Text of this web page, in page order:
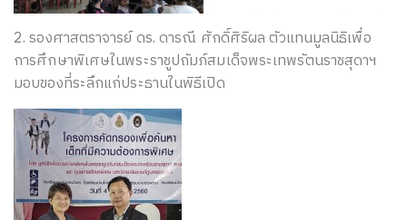
2. รองศาสตราจารย์ ดร. ดารณี ศักดิ์ศิริผล ตัวแทนมูลนิธิเพื่อ
การศึกษาพิเศษในพระราชูปถัมภ์สมเด็จพระเทพรัตนราชสุดาฯ
มอบของที่ระลึกแก่ประธานในพิธีเปิด